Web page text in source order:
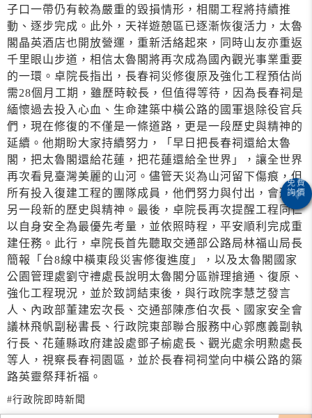
子口一帶仍有較為嚴重的毀損情形，相關工程將持續推
動、逐步完成。此外，天祥遊憩區已逐漸恢復活力，太魯
閣晶英酒店也開放營運，重新活絡起來，同時山友亦重返
千里眼山步道，相信太魯閣將再次成為國內觀光事業重要
的一環。卓院長指出，長春祠災修復原及強化工程預估尚
需28個月工期，雖歷時較長，但值得等待，因為長春祠是
緬懷過去投入心血、生命建築中橫公路的國軍退除役官兵
們，現在修復的不僅是一條道路，更是一段歷史與精神的
延續。他期盼大家持續努力，「早日把長春祠還給太魯
閣，把太魯閣還給花蓮，把花蓮還給全世界」，讓全世界
再次看見臺灣美麗的山河。儘管天災為山河留下傷痕，但
所有投入復建工程的團隊成員，他們努力與付出，會形成
另一段新的歷史與精神。最後，卓院長再次提醒工程同仁
以自身安全為最優先考量，並依照時程，平安順利完成重
建任務。此行，卓院長首先聽取交通部公路局林福山局長
簡報「台8線中橫東段災害修復進度」，以及太魯閣國家
公園管理處劉守禮處長說明太魯閣分區辦理搶通、復原、
強化工程現況，並於致詞結束後，與行政院李慧芝發言
人、內政部董建宏次長、交通部陳彥伯次長、國家安全會
議林飛帆副秘書長、行政院東部聯合服務中心郭應義副執
行長、花蓮縣政府建設處鄧子榆處長、觀光處余明勲處長
等人，視察長春祠園區，並於長春祠祠堂向中橫公路的築
路英靈祭拜祈福。
#行政院即時新聞